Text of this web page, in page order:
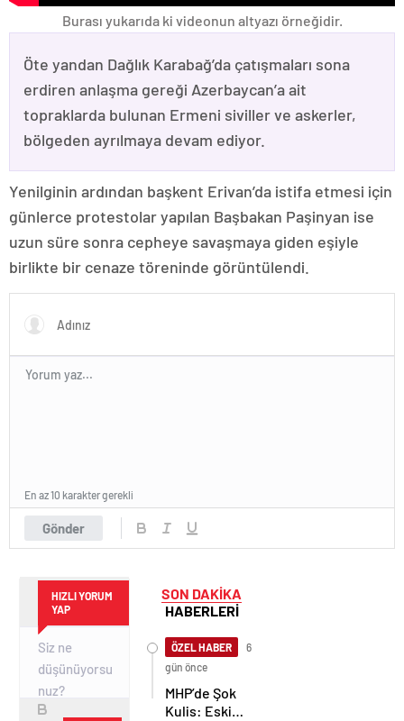
Burası yukarıda ki videonun altyazı örneğidir.
Öte yandan Dağlık Karabağ’da çatışmaları sona
erdiren anlaşma gereği Azerbaycan’a ait
topraklarda bulunan Ermeni siviller ve askerler,
bölgeden ayrılmaya devam ediyor.
Yenilginin ardından başkent Erivan’da istifa etmesi için
günlerce protestolar yapılan Başbakan Paşinyan ise
uzun süre sonra cepheye savaşmaya giden eşiyle
birlikte bir cenaze töreninde görüntülendi.
Gönder
En az 10 karakter gerekli
HIZLI YORUM
YAP
SON DAKİKA
HABERLERİ
ÖZEL HABER
6
gün önce
MHP’de Şok
Kulis: Eski